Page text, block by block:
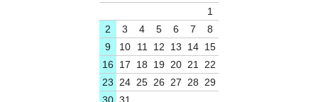
1
2
3 4 5 6 7
8
9
10 11 12 13 14 15
16
17 18 19 20 21
22
23
24 25 26 27 28
29
30 31